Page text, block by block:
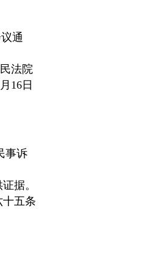
通
法院
月 16 日
事诉
据。
五条